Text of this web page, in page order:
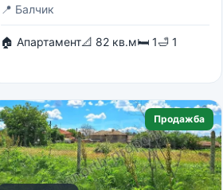
Skies
📍 Балчик
🏠 Апартамент📐 82 кв.м🛏 1🛁 1
Продажба